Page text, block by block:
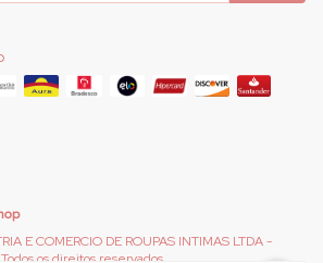
E COMERCIO DE ROUPAS INTIMAS LTDA -
os direitos reservados.